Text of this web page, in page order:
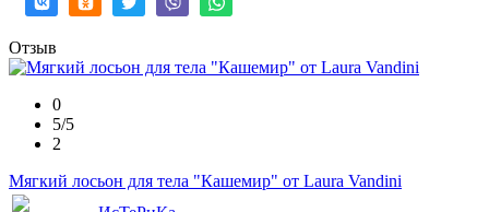
Отзыв
0
5/5
2
Мягкий лосьон для тела "Кашемир" от Laura Vandini